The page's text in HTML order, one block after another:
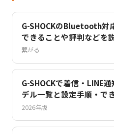
G-SHOCKのBluetooth対
できることや評判などを
繋がる
G-SHOCKで着信・LINE
デル一覧と設定手順・で
2026年版